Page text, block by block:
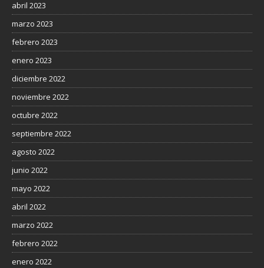
abril 2023
marzo 2023
febrero 2023
enero 2023
diciembre 2022
noviembre 2022
octubre 2022
septiembre 2022
agosto 2022
junio 2022
mayo 2022
abril 2022
marzo 2022
febrero 2022
enero 2022